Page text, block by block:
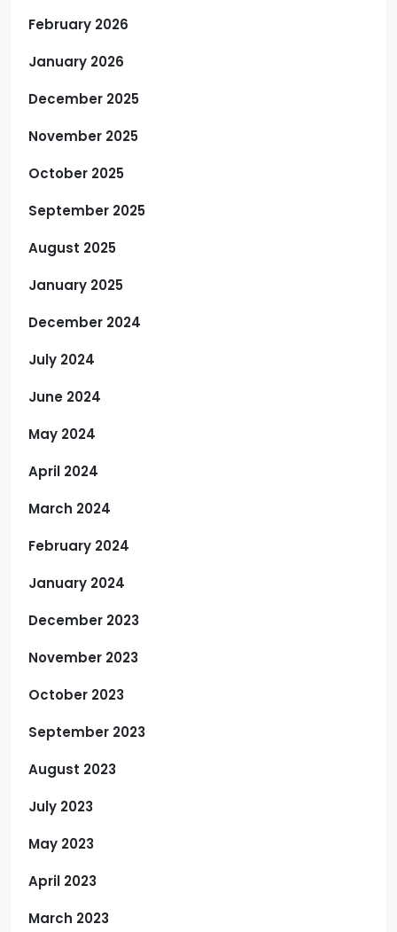
February 2026
January 2026
December 2025
November 2025
October 2025
September 2025
August 2025
January 2025
December 2024
July 2024
June 2024
May 2024
April 2024
March 2024
February 2024
January 2024
December 2023
November 2023
October 2023
September 2023
August 2023
July 2023
May 2023
April 2023
March 2023